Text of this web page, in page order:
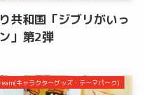
共和国「ジブリがいっ
」第2弾
キャラクターグッズ・テーマパーク)